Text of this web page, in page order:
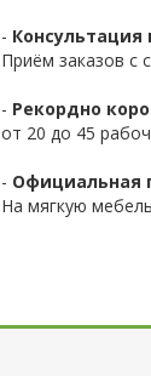
- Консультация
Приём заказов с
- Рекордно
от 20 до 45
- Официальная
На мягкую